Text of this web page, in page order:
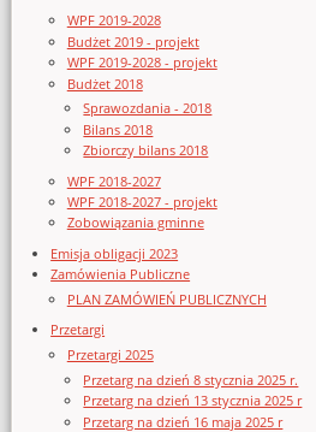
WPF 2019-2028
Budżet 2019 - projekt
WPF 2019-2028 - projekt
Budżet 2018
Sprawozdania - 2018
Bilans 2018
Zbiorczy bilans 2018
WPF 2018-2027
WPF 2018-2027 - projekt
Zobowiązania gminne
Emisja obligacji 2023
Zamówienia Publiczne
PLAN ZAMÓWIEŃ PUBLICZNYCH
Przetargi
Przetargi 2025
Przetarg na dzień 8 stycznia 2025 r.
Przetarg na dzień 13 stycznia 2025 r
Przetarg na dzień 16 maja 2025 r